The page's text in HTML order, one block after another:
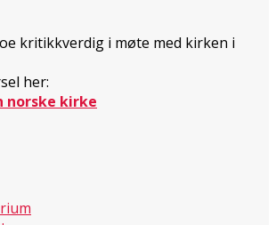
kritikkverdig i møte med kirken i
her:
norske kirke